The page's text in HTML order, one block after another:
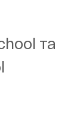
та